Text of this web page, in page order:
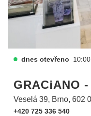
dnes otevřeno
GRACiANO
Veselá 39, Brno, 602
+420 725 336 540